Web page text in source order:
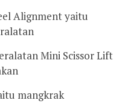
Alignment yaitu
Mini Scissor Lift
mangkrak